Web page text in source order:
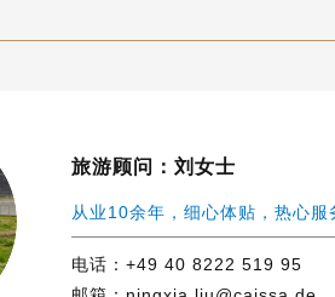
旅游顾问：刘女士
从业10余年，细心体贴，热心服
电话：+49 40 8222 519 95